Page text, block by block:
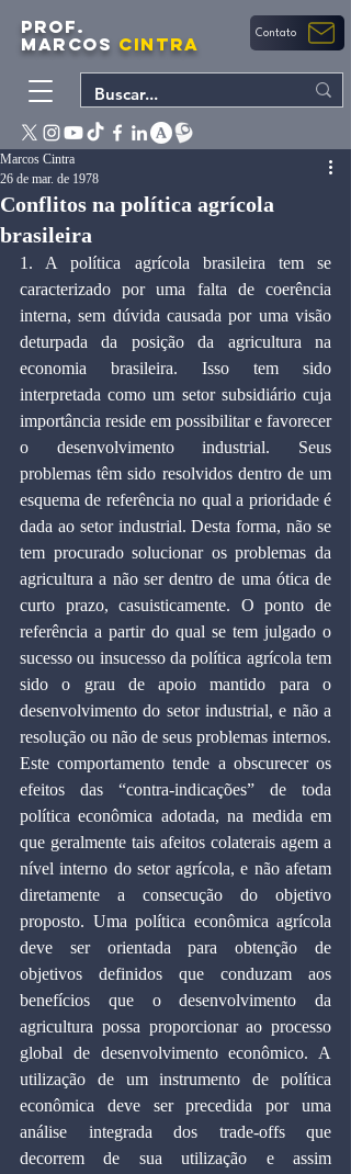
PROF.
MARCOS CINTRA Contato
Conflitos na política agrícola
brasileira
Marcos Cintra
26 de mar. de 1978
1. A política agrícola brasileira tem se
caracterizado por uma falta de coerência
interna, sem dúvida causada por uma visão
deturpada da posição da agricultura na
economia brasileira. Isso tem sido
interpretada como um setor subsidiário cuja
importância reside em possibilitar e favorecer
o desenvolvimento industrial. Seus
problemas têm sido resolvidos dentro de um
esquema de referência no qual a prioridade é
dada ao setor industrial. Desta forma, não se
tem procurado solucionar os problemas da
agricultura a não ser dentro de uma ótica de
curto prazo, casuisticamente. O ponto de
referência a partir do qual se tem julgado o
sucesso ou insucesso da política agrícola tem
sido o grau de apoio mantido para o
desenvolvimento do setor industrial, e não a
resolução ou não de seus problemas internos.
Este comportamento tende a obscurecer os
efeitos das “contra-indicações” de toda
política econômica adotada, na medida em
que geralmente tais afeitos colaterais agem a
nível interno do setor agrícola, e não afetam
diretamente a consecução do objetivo
proposto. Uma política econômica agrícola
deve ser orientada para obtenção de
objetivos definidos que conduzam aos
benefícios que o desenvolvimento da
agricultura possa proporcionar ao processo
global de desenvolvimento econômico. A
utilização de um instrumento de política
econômica deve ser precedida por uma
análise integrada dos trade-offs que
decorrem de sua utilização e assim